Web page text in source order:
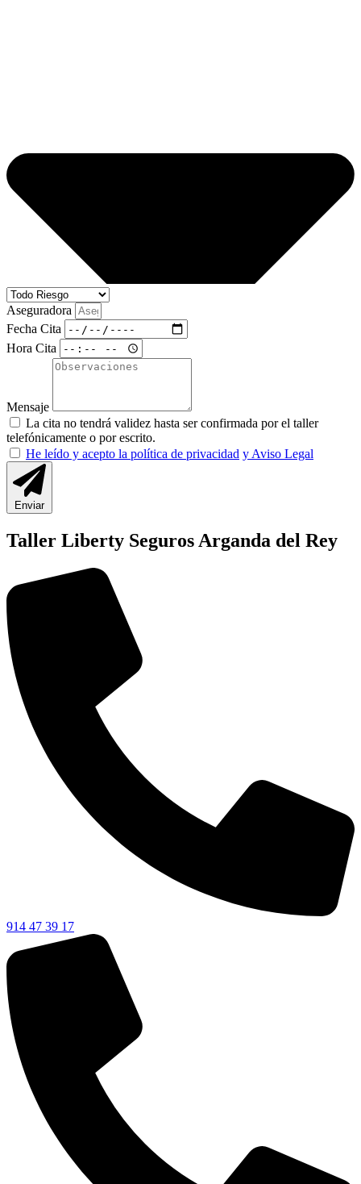
Aseguradora
Fecha Cita
Hora Cita
Mensaje
La cita no tendrá validez hasta ser confirmada por el taller
telefónicamente o por escrito.
He leído y acepto la política de privacidad y Aviso Legal
Enviar
Taller Liberty Seguros Arganda del Rey
914 47 39 17